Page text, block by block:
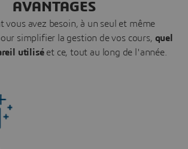
AVANTAGES
vous avez besoin, à un seul et même
simplifier la gestion de vos cours, quel
utiliséet ce, tout au long de l'année.